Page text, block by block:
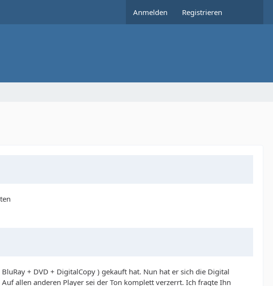
Anmelden Registrieren
+ DVD + DigitalCopy ) gekauft hat. Nun hat er sich die Digital
allen anderen Player sei der Ton komplett verzerrt. Ich fragte Ihn